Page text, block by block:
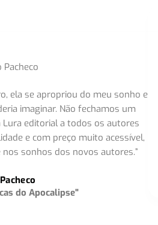
ela se apropriou do meu sonho e
imaginar. Não fechamos um
editorial a todos os autores
e com preço muito acessível,
sonhos dos novos autores.”
do Apocalipse"